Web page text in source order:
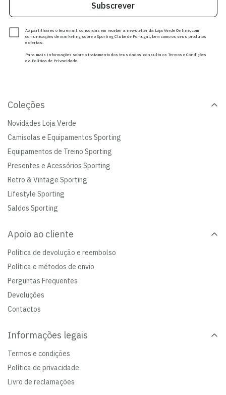
Subscrever
Ao partilhares o teu email, concordas em receber a newsletter da Loja Verde Online, com
comunicações de marketing sobre o Sporting Clube de Portugal, bem como os seus produtos
e ofertas.
Para mais informações sobre o tratamento dos teus dados, consulta os Termos e Condições
e a Política de Privacidade.
Coleções
Novidades Loja Verde
Camisolas e Equipamentos Sporting
Equipamentos de Treino Sporting
Presentes e Acessórios Sporting
Retro & Vintage Sporting
Lifestyle Sporting
Saldos Sporting
Apoio ao cliente
Política de devolução e reembolso
Política e métodos de envio
Perguntas Frequentes
Devoluções
Contactos
Informações legais
Termos e condições
Política de privacidade
Livro de reclamações